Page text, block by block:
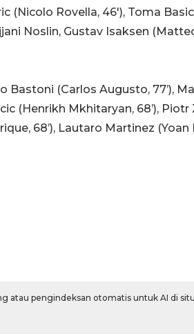
(Nicolo Rovella, 46'), Toma
Noslin, Gustav Isaksen
(Carlos Augusto, 77’),
(Henrikh Mkhitaryan, 68’), Piotr
68’), Lautaro Martinez (Yoan
atau pengindeksan otomatis untuk AI di
BPBD Jatim
Water Spray"
kebakaran Bromo